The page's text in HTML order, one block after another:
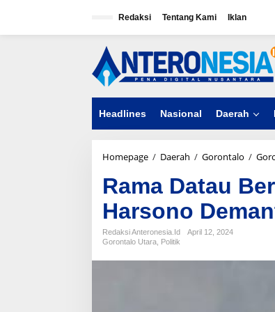
Redaksi Tentang Kami Iklan
Headlines Nasional Daerah
Homepage / Daerah / Gorontalo /
Rama Datau
Harsono
Redaksi Anteronesia.id
April 12, 2024
Gorontalo Utara Politik